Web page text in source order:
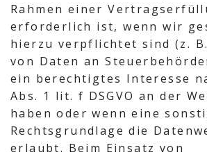
Rahmen einer
erforderlich ist, wenn wir
hierzu verpflichtet sind (z.
von Daten an
ein berechtigtes Interesse
Abs. 1 lit. f DSGVO an der
haben oder wenn eine
Rechtsgrundlage die
erlaubt. Beim Einsatz von